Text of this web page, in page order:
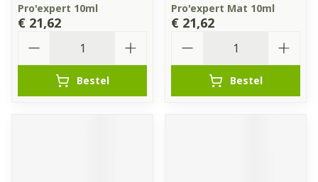
Pro'expert 10ml
€ 21,62
Bestel
Pro'expert Mat 10ml
€ 21,62
Bestel